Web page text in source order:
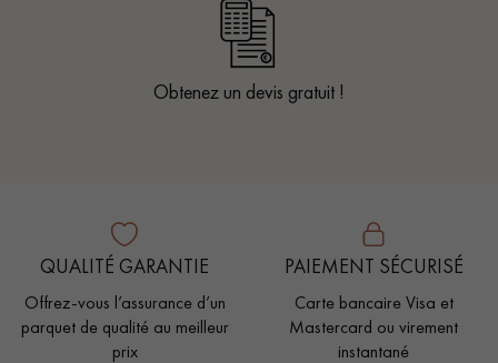
Obtenez un devis gratuit !
QUALITÉ GARANTIE
Offrez-vous l’assurance d’un
parquet de qualité au meilleur
prix
PAIEMENT SÉCURISÉ
Carte bancaire Visa et
Mastercard ou virement
instantané